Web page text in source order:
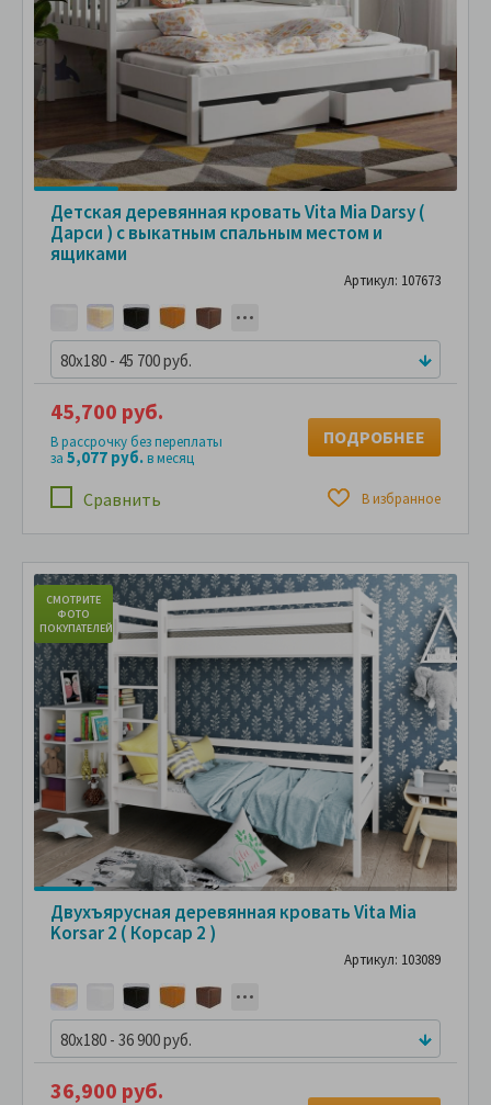
Детская деревянная кровать Vita Mia Darsy (
Дарси ) с выкатным спальным местом и
ящиками
Артикул: 107673
80x180 - 45 700 руб.
Сравнить В избранное
45,700 руб.
В рассрочку без переплаты
за 5,077 руб.в месяц
ПОДРОБНЕЕ
СМОТРИТЕ
ФОТО
ПОКУПАТЕЛЕЙ
Двухъярусная деревянная кровать Vita Mia
Korsar 2 ( Корсар 2 )
Артикул: 103089
80x180 - 36 900 руб.
36,900 руб.